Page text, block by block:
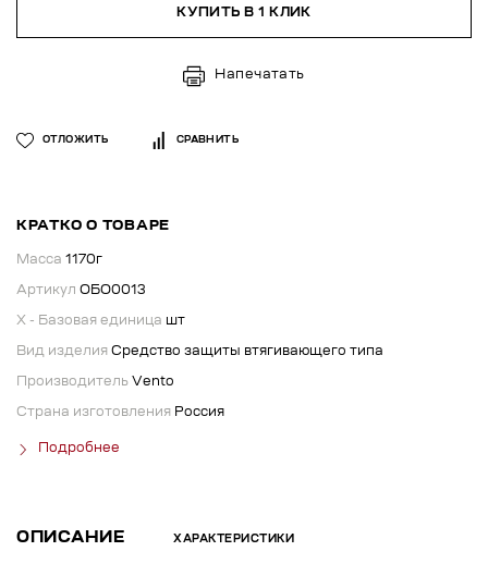
КУПИТЬ В 1 КЛИК
Напечатать
ОТЛОЖИТЬ СРАВНИТЬ
КРАТКО О ТОВАРЕ
Масса 1170г
Артикул ОБО0013
X - Базовая единица шт
Вид изделия Средство защиты втягивающего типа
Производитель Vento
Страна изготовления Россия
Подробнее
ОПИСАНИЕ ХАРАКТЕРИСТИКИ